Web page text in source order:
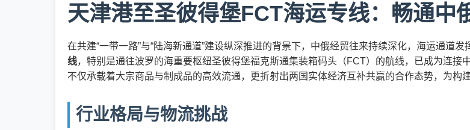
天津港至圣彼得堡FCT海运专线：畅通中
在共建“一带一路”与“陆海新通道”建设纵深推进的背景下，中俄经贸往来持续深化，海运通道发
线，特别是通往波罗的海重要枢纽圣彼得堡福克斯通集装箱码头（FCT）的航线，已成为连
不仅承载着大宗商品与制成品的高效流通，更折射出两国实体经济互补共赢的合作态势，为构
行业格局与物流挑战